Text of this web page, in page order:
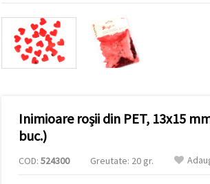
afișa
conținut și
reclame
mai
relevante,
analiză și
marketing.
Puteți fi de
acord să
utilizați
toate
Inimioare roșii din PET, 13x15
buc.)
COD: 524300 Greutate: 20 gr.